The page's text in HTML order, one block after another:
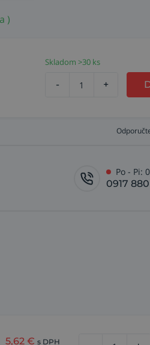
)
Skladom >30 ks
- +
Po - Pi:
0917
5,62 € s DPH